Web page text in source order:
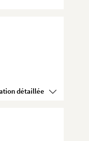
Voir la présentation détaillée